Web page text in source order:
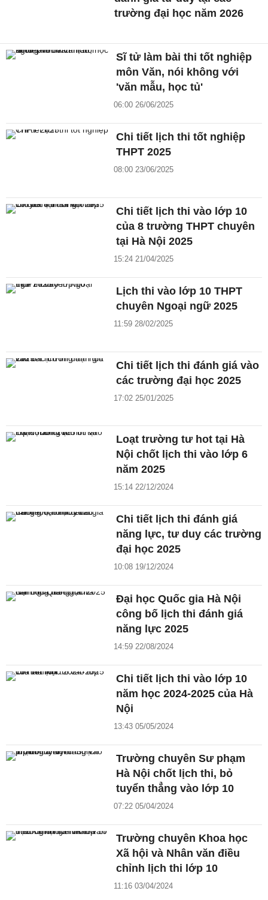
trường đại học năm 2026
Sĩ tử làm bài thi tốt nghiệp
môn Văn, nói không với
'văn mẫu, học tủ'
06:00 26/06/2025
Chi tiết lịch thi tốt nghiệp
THPT 2025
08:00 23/06/2025
Chi tiết lịch thi vào lớp 10
của 8 trường THPT chuyên
tại Hà Nội 2025
15:24 21/04/2025
Lịch thi vào lớp 10 THPT
chuyên Ngoại ngữ 2025
11:59 28/02/2025
Chi tiết lịch thi đánh giá vào
các trường đại học 2025
17:02 25/01/2025
Loạt trường tư hot tại Hà
Nội chốt lịch thi vào lớp 6
năm 2025
15:14 22/12/2024
Chi tiết lịch thi đánh giá
năng lực, tư duy các trường
đại học 2025
10:08 19/12/2024
Đại học Quốc gia Hà Nội
công bố lịch thi đánh giá
năng lực 2025
14:59 22/08/2024
Chi tiết lịch thi vào lớp 10
năm học 2024-2025 của Hà
Nội
13:43 05/05/2024
Trường chuyên Sư phạm
Hà Nội chốt lịch thi, bỏ
tuyển thẳng vào lớp 10
07:22 05/04/2024
Trường chuyên Khoa học
Xã hội và Nhân văn điều
chỉnh lịch thi lớp 10
11:16 03/04/2024